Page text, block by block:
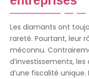
Les diamants ont
rareté. Pourtant, leur
méconnu.
d’investissements,
d’une fiscalité